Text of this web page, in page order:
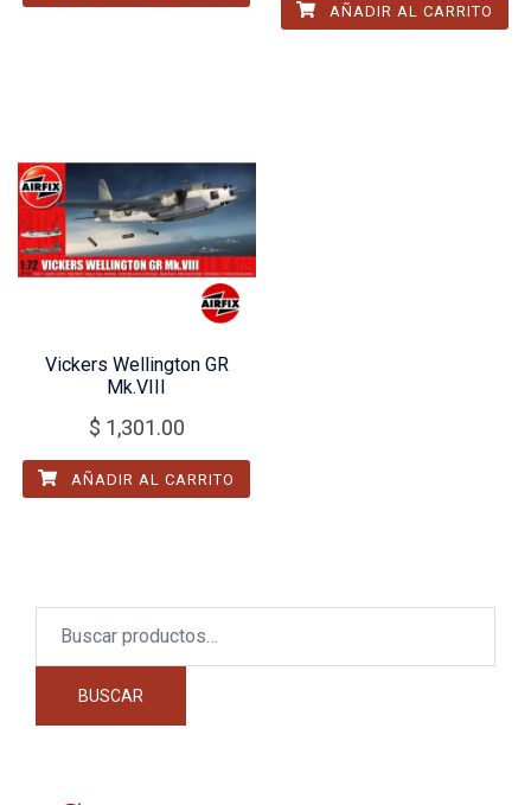
AÑADIR AL CARRITO
Vickers Wellington GR
Mk.VIII
$ 1,301.00
AÑADIR AL CARRITO
BUSCAR